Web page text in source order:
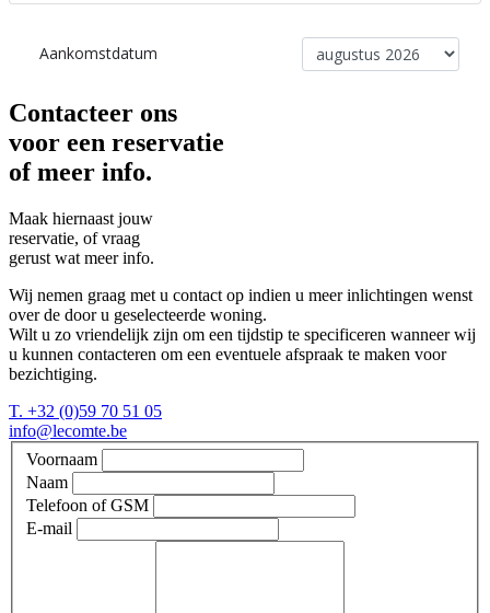
Contacteer ons
voor een reservatie
of meer info.
Maak hiernaast jouw
reservatie, of vraag
gerust wat meer info.
Wij nemen graag met u contact op indien u meer inlichtingen wenst
over de door u geselecteerde woning.
Wilt u zo vriendelijk zijn om een tijdstip te specificeren wanneer wij
u kunnen contacteren om een eventuele afspraak te maken voor
bezichtiging.
T. +32 (0)59 70 51 05
info@lecomte.be
Leave
this
field
blank
Voornaam
Naam
Telefoon of GSM
E-mail